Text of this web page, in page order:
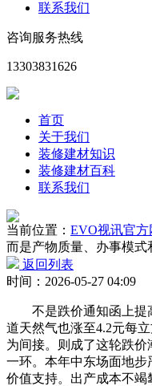
联系我们
咨询服务热线
13303831626
首页
关于我们
装修建材知识
装修建材百科
联系我们
当前位置： EVO视讯官方
而是产物质量、办事模式
返回列表
时间：2026-05-27 04:09
不是跌价通知函上提
道天然气也涨至4.2元每
为间接。则成了这轮跌
一环。本年中东场面地
价值支持。出产成本不